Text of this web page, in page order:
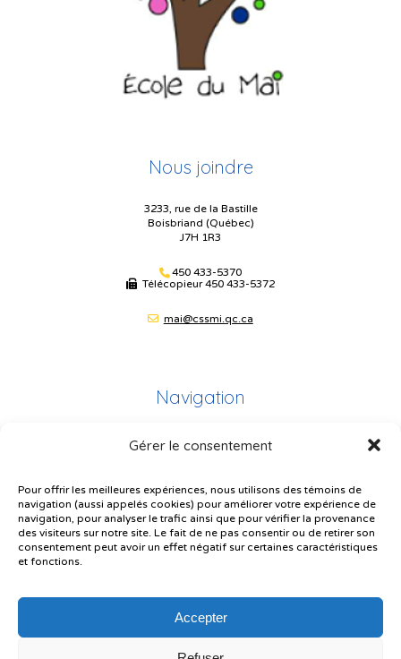
Gérer le consentement
Pour offrir les meilleures expériences, nous utilisons des témoins de
navigation (aussi appelés cookies) pour améliorer votre expérience de
navigation, pour analyser le trafic ainsi que pour vérifier la provenance
des visiteurs sur notre site. Le fait de ne pas consentir ou de retirer son
consentement peut avoir un effet négatif sur certaines caractéristiques
et fonctions.
Accepter
Nous joindre
3233, rue de la Bastille
Boisbriand (Québec)
J7H 1R3
450 433-5370
Télécopieur450 433-5372
mai@cssmi.qc.ca
Navigation
Plan du site
Plainte – service à l’élève
Politique de confidentialité